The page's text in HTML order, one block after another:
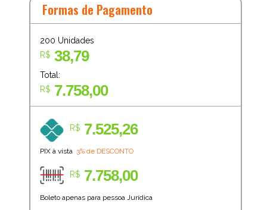
Formas de Pagamento
200 Unidades
R$ 38,79
Total:
R$ 7.758,00
R$ 7.525,26
PIX à vista 3% de DESCONTO
R$ 7.758,00
Boleto apenas para pessoa Jurídica